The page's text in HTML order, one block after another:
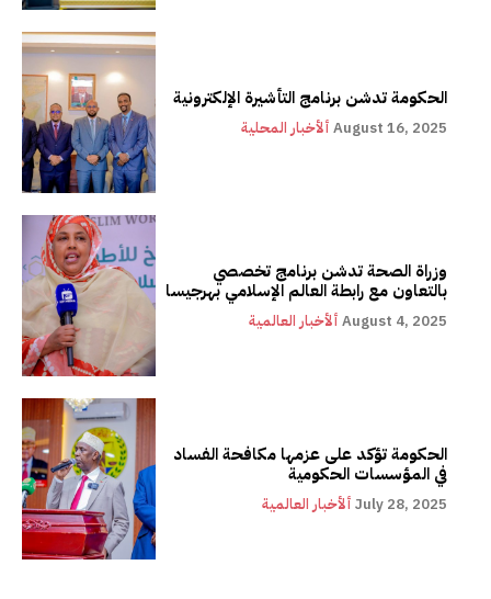
الحكومة تدشن برنامج التأشيرة الإلكترونية
ألأخبار المحلية August 16, 2025
وزراة الصحة تدشن برنامج تخصصي
بالتعاون مع رابطة العالم الإسلامي بهرجيسا
ألأخبار العالمية August 4, 2025
الحكومة تؤكد على عزمها مكافحة الفساد
في المؤسسات الحكومية
ألأخبار العالمية July 28, 2025